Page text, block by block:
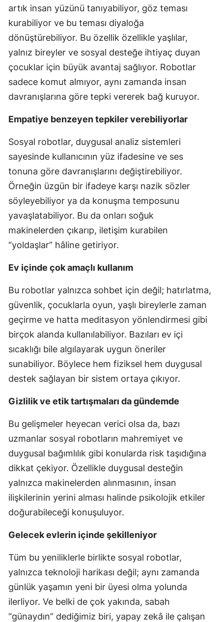
artık insan yüzünü tanıyabiliyor, göz teması
kurabiliyor ve bu teması diyaloğa
dönüştürebiliyor. Bu özellik özellikle yaşlılar,
yalnız bireyler ve sosyal desteğe ihtiyaç duyan
çocuklar için büyük avantaj sağlıyor. Robotlar
sadece komut almıyor, aynı zamanda insan
davranışlarına göre tepki vererek bağ kuruyor.
Empatiye benzeyen tepkiler verebiliyorlar
Sosyal robotlar, duygusal analiz sistemleri
sayesinde kullanıcının yüz ifadesine ve ses
tonuna göre davranışlarını değiştirebiliyor.
Örneğin üzgün bir ifadeye karşı nazik sözler
söyleyebiliyor ya da konuşma temposunu
yavaşlatabiliyor. Bu da onları soğuk
makinelerden çıkarıp, iletişim kurabilen
“yoldaşlar” hâline getiriyor.
Ev içinde çok amaçlı kullanım
Bu robotlar yalnızca sohbet için değil; hatırlatma,
güvenlik, çocuklarla oyun, yaşlı bireylerle zaman
geçirme ve hatta meditasyon yönlendirmesi gibi
birçok alanda kullanılabiliyor. Bazıları ev içi
sıcaklığı bile algılayarak uygun öneriler
sunabiliyor. Böylece hem fiziksel hem duygusal
destek sağlayan bir sistem ortaya çıkıyor.
Gizlilik ve etik tartışmaları da gündemde
Bu gelişmeler heyecan verici olsa da, bazı
uzmanlar sosyal robotların mahremiyet ve
duygusal bağımlılık gibi konularda risk taşıdığına
dikkat çekiyor. Özellikle duygusal desteğin
yalnızca makinelerden alınmasının, insan
ilişkilerinin yerini alması halinde psikolojik etkiler
doğurabileceği konuşuluyor.
Gelecek evlerin içinde şekilleniyor
Tüm bu yeniliklerle birlikte sosyal robotlar,
yalnızca teknoloji harikası değil; aynı zamanda
günlük yaşamın yeni bir üyesi olma yolunda
ilerliyor. Ve belki de çok yakında, sabah
“günaydın” dediğimiz biri, yapay zekâ ile çalışan